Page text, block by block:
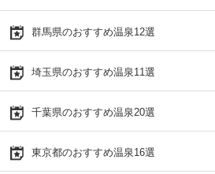
群馬県のおすすめ温泉12選
埼玉県のおすすめ温泉11選
千葉県のおすすめ温泉20選
東京都のおすすめ温泉16選